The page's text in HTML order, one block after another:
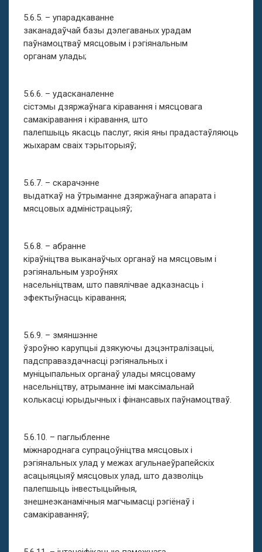
5.6.5. – упарадкаванне
заканадаўчай базы дэлегаваных урадам
паўнамоцтваў мясцовым і рэгіянальным
органам улады;
5.6.6. – удасканаленне
сістэмы дзяржаўнага кіравання і мясцовага
самакіравання і кіравання, што
палепшыць якасць паслуг, якія яны прадастаўляюць
жыхарам сваіх тэрыторыяў;
5.6.7. – скарачэнне
выдаткаў на ўтрыманне дзяржаўнага апарата і
мясцовых адміністрацыяў;
5.6.8. – абранне
кіраўніцтва выканаўчых органаў на мясцовым і
рэгіянальным узроўнях
насельніцтвам, што павялічвае адказнасць і
эфектыўнасць кіравання;
5.6.9. – змяншэнне
ўзроўню карупцыі дзякуючы дэцэнтралізацыі,
падсправаздачнасці рэгіянальных і
муніцыпальных органаў улады мясцоваму
насельніцтву, атрыманне імі максімальнай
колькасці юрыдычных і фінансавых паўнамоцтваў.
5.6.10. – паглыбленне
міжнароднага супрацоўніцтва мясцовых і
рэгіянальных улад у межах агульнаеўрапейскіх
асацыяцыяў мясцовых улад, што дазволіць
палепшыць інвестыцыйныя,
знешнеэканамічныя магчымасці рэгіёнаў і
самакіраванняў;